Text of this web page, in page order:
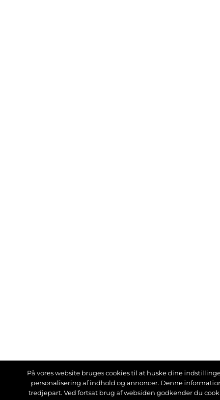
På vores website bruges cookies til at huske dine
personalisering af indhold og annoncer. Denne
tredjepart. Ved fortsat brug af websiden godkender du